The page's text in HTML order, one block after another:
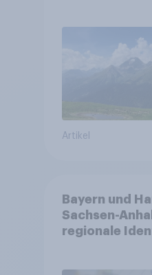
Altersvorsorge
Artikel
Bayern und
Sachsen-
regionale